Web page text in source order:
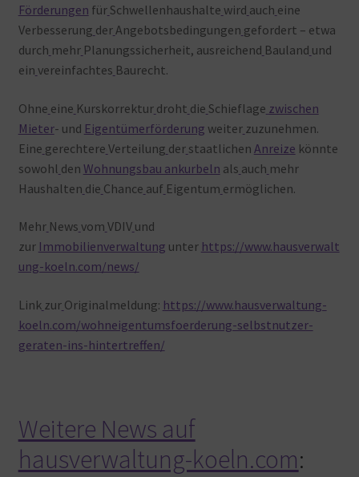
Förderungen für Schwellenhaushalte wird auch eine
Verbesserung der Angebotsbedingungen gefordert – etwa
durch mehr Planungssicherheit, ausreichend Bauland und
ein vereinfachtes Baurecht.
Ohne eine Kurskorrektur droht die Schieflage zwischen
Mieter- und Eigentümerförderung weiter zuzunehmen.
Eine gerechtere Verteilung der staatlichen Anreize könnte
sowohl den Wohnungsbau ankurbeln als auch mehr
Haushalten die Chance auf Eigentum ermöglichen.
Mehr News vom VDIV und
zur Immobilienverwaltung unter https://www.hausverwalt
ung-koeln.com/news/
Link zur Originalmeldung: https://www.hausverwaltung-
koeln.com/wohneigentumsfoerderung-selbstnutzer-
geraten-ins-hintertreffen/
Weitere News auf
hausverwaltung-koeln.com: